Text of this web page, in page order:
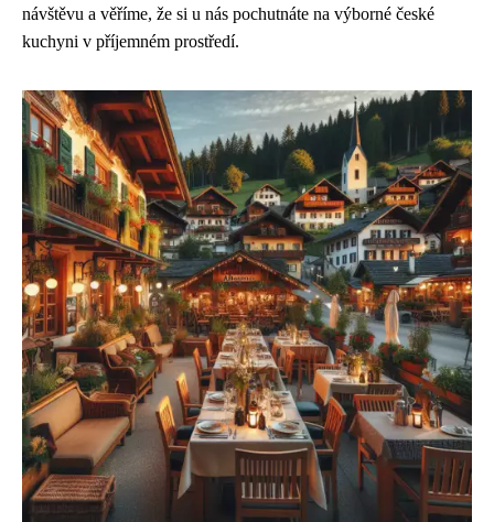
návštěvu a věříme, že si u nás pochutnáte na výborné české
kuchyni v příjemném prostředí.